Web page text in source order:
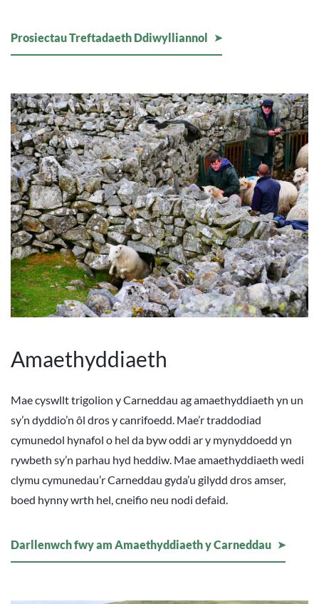
Prosiectau Treftadaeth Ddiwylliannol
Amaethyddiaeth
Mae cyswllt trigolion y Carneddau ag amaethyddiaeth yn un
sy’n dyddio’n ôl dros y canrifoedd. Mae’r traddodiad
cymunedol hynafol o hel da byw oddi ar y mynyddoedd yn
rywbeth sy’n parhau hyd heddiw. Mae amaethyddiaeth wedi
clymu cymunedau’r Carneddau gyda’u gilydd dros amser,
boed hynny wrth hel, cneifio neu nodi defaid.
Darllenwch fwy am Amaethyddiaeth y Carneddau